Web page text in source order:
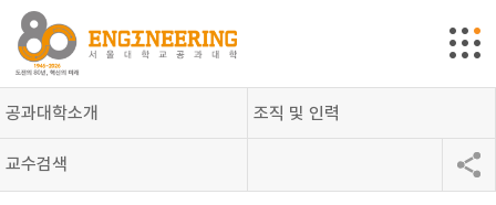
공과대학소개 조직 및 인력
교수검색